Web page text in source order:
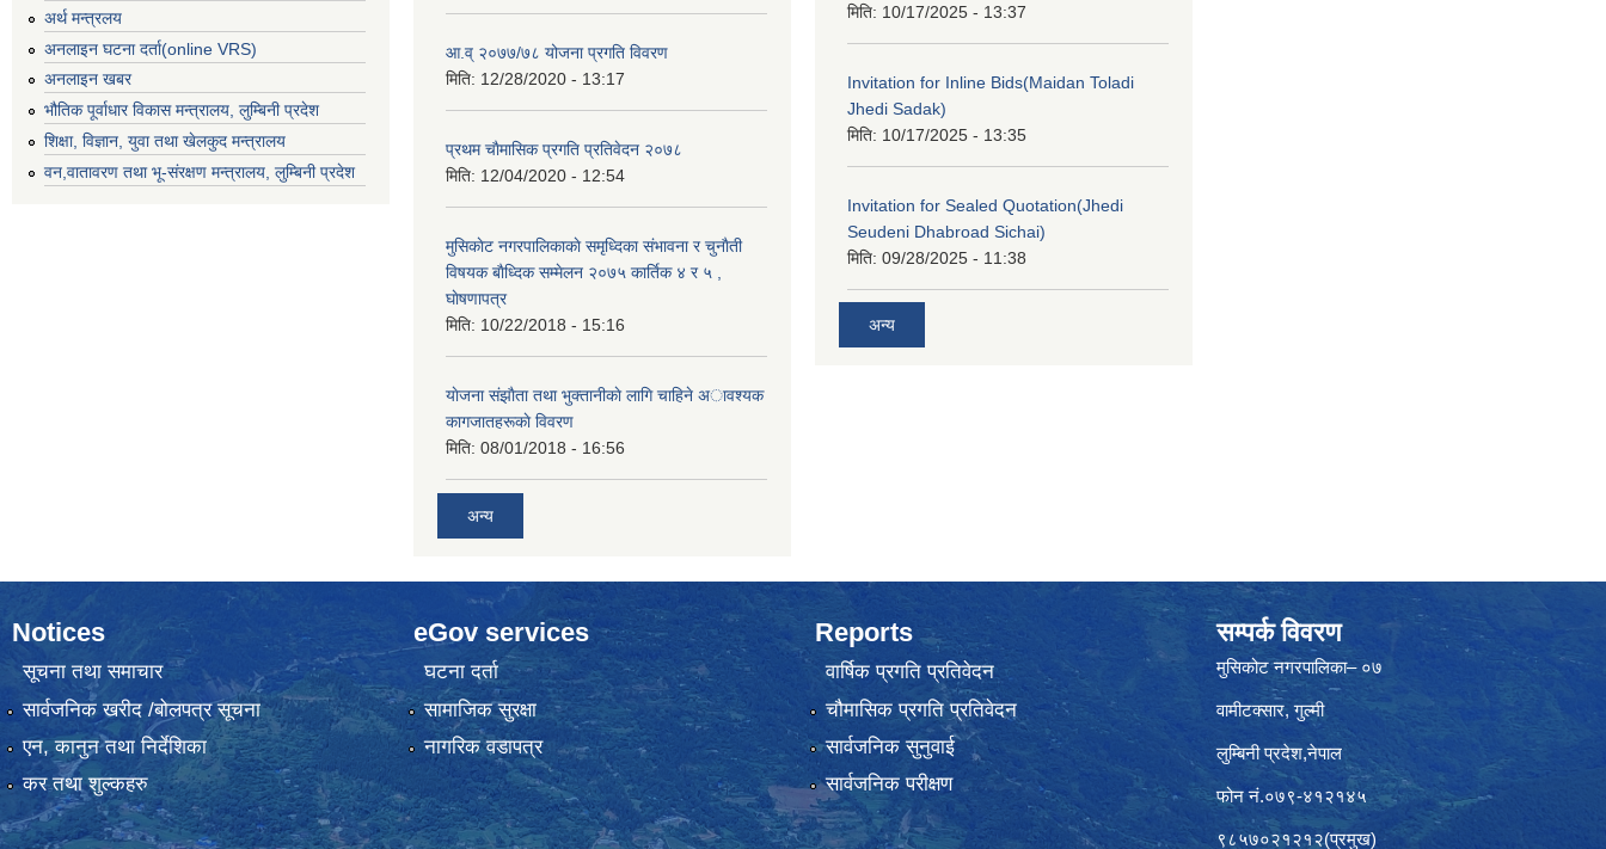
अर्थ मन्त्रलय
अनलाइन घटना दर्ता(online VRS)
अनलाइन खबर
भौतिक पूर्वाधार विकास मन्त्रालय, लुम्बिनी प्रदेश
शिक्षा, विज्ञान, युवा तथा खेलकुद मन्‍‍त्रालय
वन,वातावरण तथा भू-संरक्षण मन्त्रालय, लुम्बिनी प्रदेश
आ.व् २०७७/७८ योजना प्रगति विवरण
मिति: 12/28/2020 - 13:17
प्रथम चाैमासिक प्रगति प्रतिवेदन २०७८
मिति: 12/04/2020 - 12:54
मुसिकाेट नगरपालिकाकाे समृध्दिका संभावना र चुनाैती
विषयक बाैध्दिक सम्मेलन २०७५ कार्तिक ४ र ५ ,
घाेषणापत्र
मिति: 10/22/2018 - 15:16
याेजना संझाैता तथा भुक्तानीकाे लागि चाहिने अावश्यक
कागजातहरूकाे विवरण
मिति: 08/01/2018 - 16:56
अन्य
मिति: 10/17/2025 - 13:37
Invitation for Inline Bids(Maidan Toladi
Jhedi Sadak)
मिति: 10/17/2025 - 13:35
Invitation for Sealed Quotation(Jhedi
Seudeni Dhabroad Sichai)
मिति: 09/28/2025 - 11:38
अन्य
Notices
सूचना तथा समाचार
सार्वजनिक खरीद /बोलपत्र सूचना
एन, कानुन तथा निर्देशिका
कर तथा शुल्कहरु
eGov services
घटना दर्ता
सामाजिक सुरक्षा
नागरिक वडापत्र
Reports
वार्षिक प्रगति प्रतिवेदन
चौमासिक प्रगति प्रतिवेदन
सार्वजनिक सुनुवाई
सार्वजनिक परीक्षण
सम्पर्क विवरण
मुसिकोट नगरपालिका– ०७
वामीटक्सार, गुल्मी
लुम्बिनी प्रदेश,नेपाल
फोन नं.०७९-४१२१४५
९८५७०२१२१२(प्रमुख)